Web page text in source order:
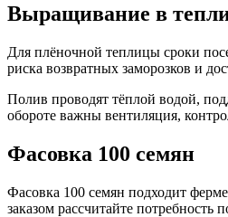
Выращивание в
Для плёночной теплицы сроки
риска возвратных заморозков и
Полив проводят тёплой водой,
обороте важны вентиляция,
Фасовка 100 семян
Фасовка 100 семян подходит
заказом рассчитайте